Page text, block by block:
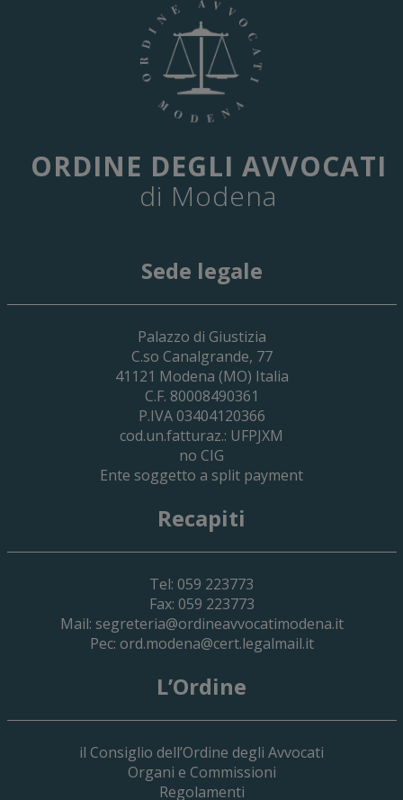
29 Giugno 2026
Cassa Forense – Elezioni Dei Delegati
2030
ORDINE DEGLI AVVOCATI
di Modena
Sede legale
Palazzo di Giustizia
C.so Canalgrande, 77
41121 Modena (MO) Italia
C.F. 80008490361
P.IVA 03404120366
cod.un.fatturaz.: UFPJXM
no CIG
Ente soggetto a split payment
Recapiti
Tel: 059 223773
Fax: 059 223773
Mail: segreteria@ordineavvocatimodena.it
Pec: ord.modena@cert.legalmail.it
L’Ordine
il Consiglio dell’Ordine degli Avvocati
Organi e Commissioni
Regolamenti